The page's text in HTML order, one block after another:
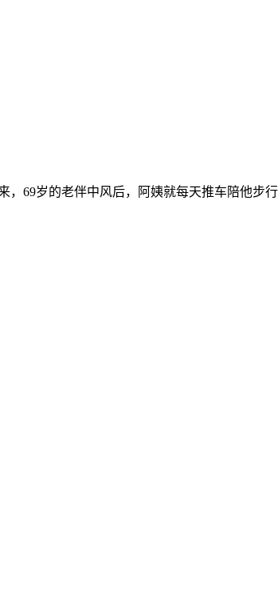
69岁的老伴中风后，阿姨就每天推车陪他步行